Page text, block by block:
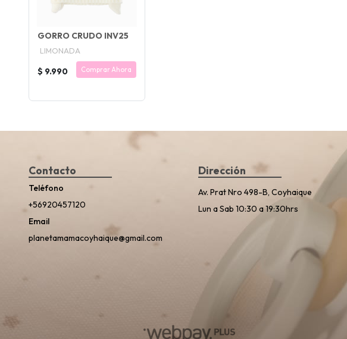
GORRO CRUDO INV25
LIMONADA
$ 9.990 Comprar Ahora
Contacto
Teléfono
+56920457120
Email
planetamamacoyhaique@gmail.com
Dirección
Av. Prat Nro 498-B, Coyhaique
Lun a Sab 10:30 a 19:30hrs